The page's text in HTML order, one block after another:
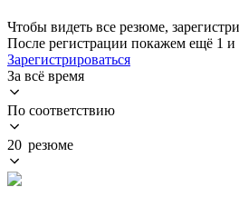
Чтобы видеть все резюме,
После регистрации покажем ещё 1 и
Зарегистрироваться
За всё время
По соответствию
20 резюме